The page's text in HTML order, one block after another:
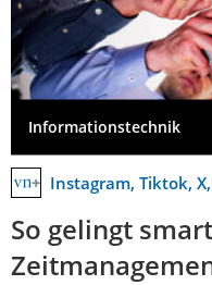
Informationstechnik
Instagram, Tiktok,
So gelingt